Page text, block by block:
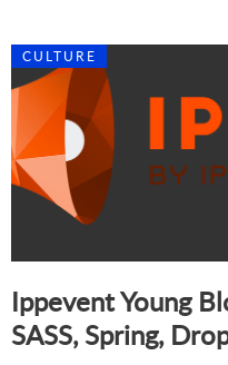
CULTURE
Ippevent Young
SASS, Spring,